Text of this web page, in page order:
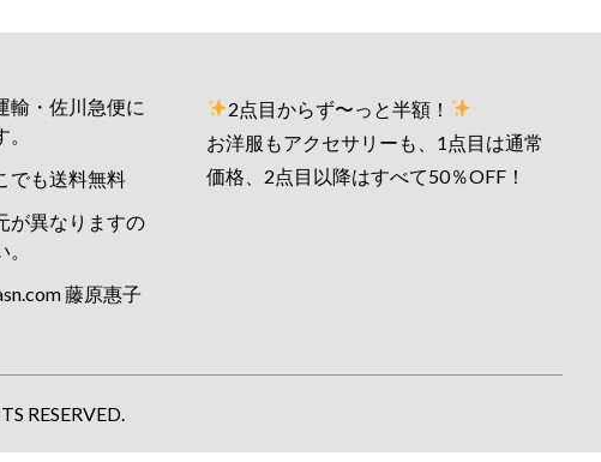
輸・佐川急便に
でも送料無料
が異なりますの
藤原惠子
2点目からず〜っと半額！
お洋服もアクセサリーも、1点目は通常
価格、2点目以降はすべて50％OFF！
RESERVED.